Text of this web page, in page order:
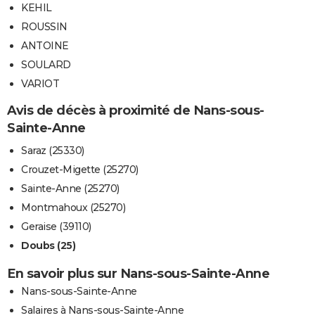
KEHIL
ROUSSIN
ANTOINE
SOULARD
VARIOT
Avis de décès à proximité de Nans-sous-
Sainte-Anne
Saraz (25330)
Crouzet-Migette (25270)
Sainte-Anne (25270)
Montmahoux (25270)
Geraise (39110)
Doubs (25)
En savoir plus sur Nans-sous-Sainte-Anne
Nans-sous-Sainte-Anne
Salaires à Nans-sous-Sainte-Anne